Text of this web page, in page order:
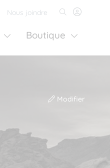
Nous joindre
Boutique
Modifier